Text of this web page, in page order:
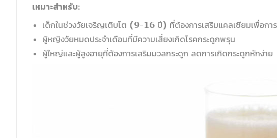
เหมาะสำหรับ:
เด็กในช่วงวัยเจริญเติบโต (9-16 ปี) ที่ต้องการเสริมแคลเซียมเพื่อกา
ผู้หญิงวัยหมดประจำเดือนที่มีความเสี่ยงเกิดโรคกระดูกพรุน
ผู้ใหญ่และผู้สูงอายุที่ต้องการเสริมมวลกระดูก ลดการเกิดกระดูกหักง่าย